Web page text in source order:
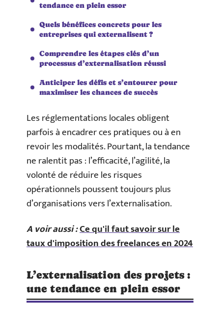
tendance en plein essor
Quels bénéfices concrets pour les
entreprises qui externalisent ?
Comprendre les étapes clés d’un
processus d’externalisation réussi
Anticiper les défis et s’entourer pour
maximiser les chances de succès
Les réglementations locales obligent
parfois à encadrer ces pratiques ou à en
revoir les modalités. Pourtant, la tendance
ne ralentit pas : l’efficacité, l’agilité, la
volonté de réduire les risques
opérationnels poussent toujours plus
d’organisations vers l’externalisation.
A voir aussi :Ce qu'il faut savoir sur le
taux d'imposition des freelances en 2024
L’externalisation des projets :
une tendance en plein essor